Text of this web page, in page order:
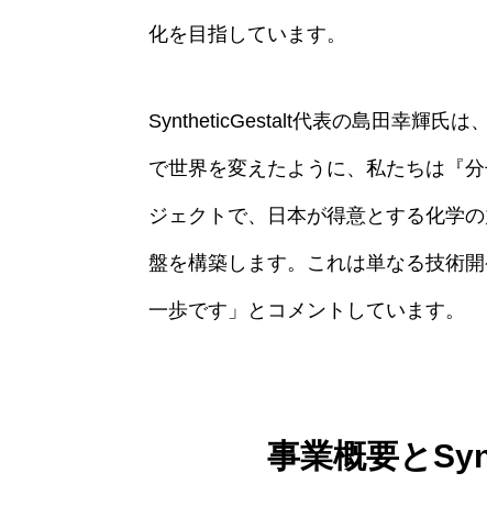
化を目指しています。
SyntheticGestalt代表の島田幸輝氏は
で世界を変えたように、私たちは『
ジェクトで、日本が得意とする化学
盤を構築します。これは単なる技術
一歩です」とコメントしています。
事業概要と